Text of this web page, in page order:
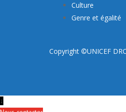
Culture
Genre et égalité
Copyright ©UNICEF
↓